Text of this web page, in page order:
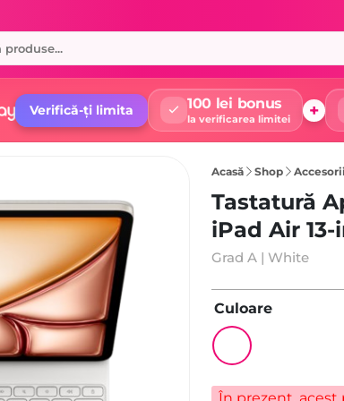
Verifică-ți limita 100 lei bonus
la verificarea limitei +
Acasă Shop Accesorii
Tastatură
iPad Air
Grad A | White
Culoare